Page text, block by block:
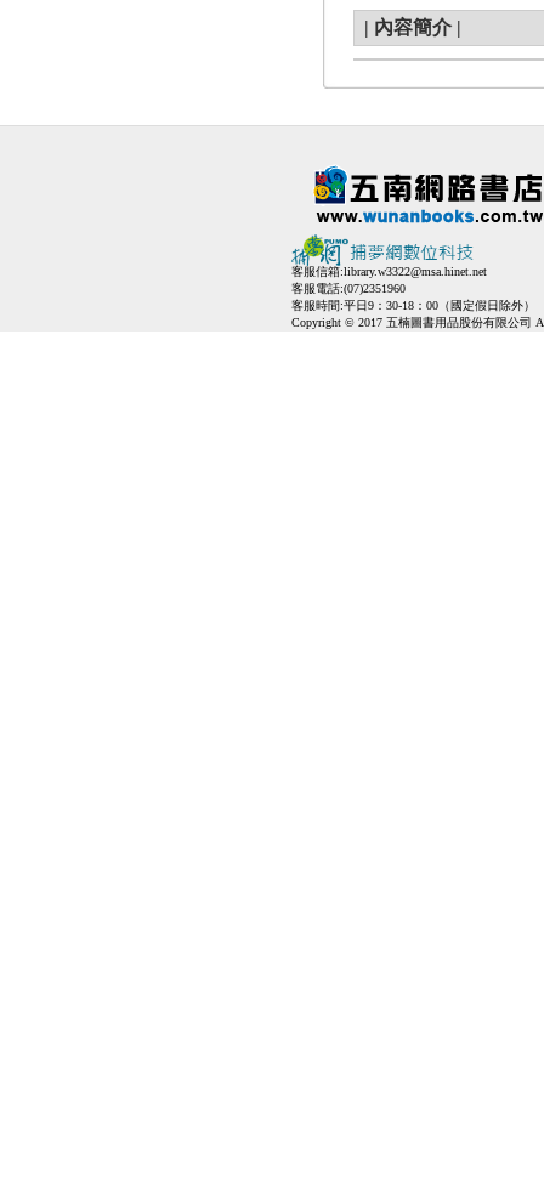
| 內容簡介 |
客服信箱:library.w3322@msa.hinet.net
客服電話:(07)2351960
客服時間:平日9：30-18：00（國定假日除外）
Copyright © 2017 五楠圖書用品股份有限公司